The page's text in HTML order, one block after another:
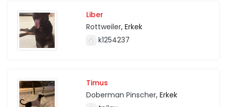
Liber
Rottweiler, Erkek
k1254237
Timus
Doberman Pinscher, Erkek